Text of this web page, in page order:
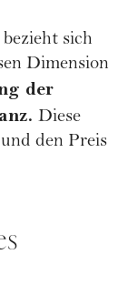
sich
Dimension
der
Diese
den Preis